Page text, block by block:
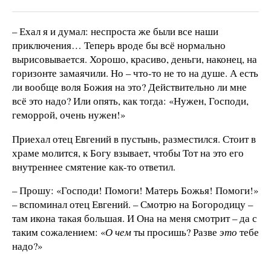
– Ехал я и думал: неспроста же были все наши
приключения… Теперь вроде бы всё нормально
вырисовывается. Хорошо, красиво, деньги, наконец, на
горизонте замаячили. Но – что-то не то на душе. А есть
ли вообще воля Божия на это? Действительно ли мне
всё это надо? Или опять, как тогда: «Нужен, Господи,
геморрой, очень нужен!»
Приехал отец Евгений в пустынь, разместился. Стоит в
храме молится, к Богу взывает, чтобы Тот на это его
внутреннее смятение как-то ответил.
– Прошу: «Господи! Помоги! Матерь Божья! Помоги!»
– вспоминал отец Евгений. – Смотрю на Богородицу –
там икона такая большая. И Она на меня смотрит – да с
таким сожалением: «О чемты просишь? Разве это тебе
надо?»